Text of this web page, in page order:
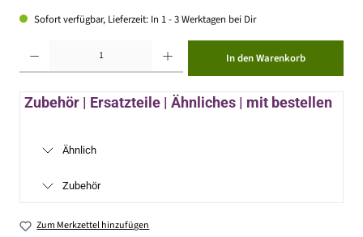
Sofort verfügbar, Lieferzeit: In 1 - 3 Werktagen bei Dir
In den Warenkorb
Zubehör | Ersatzteile | Ähnliches | mit bestellen
Ähnlich
Zubehör
Zum Merkzettel hinzufügen